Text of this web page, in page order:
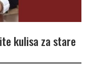
kulisa za stare